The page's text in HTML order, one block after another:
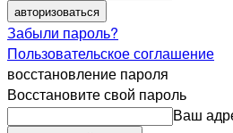
Забыли пароль?
Пользовательское соглашение
восстановление пароля
Восстановите свой пароль
Ваш